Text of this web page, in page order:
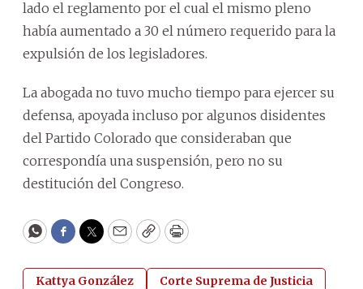
lado el reglamento por el cual el mismo pleno
había aumentado a 30 el número requerido para la
expulsión de los legisladores.
La abogada no tuvo mucho tiempo para ejercer su
defensa, apoyada incluso por algunos disidentes
del Partido Colorado que consideraban que
correspondía una suspensión, pero no su
destitución del Congreso.
WhatsApp
Facebook
Twitter
EmailCopyPrint
Kattya González
Corte Suprema de Justicia